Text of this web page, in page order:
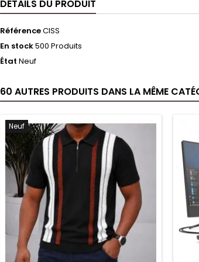
DÉTAILS DU PRODUIT
RéférenceCISS
En stock500 Produits
État Neuf
60 AUTRES PRODUITS DANS LA MÊME
Neuf